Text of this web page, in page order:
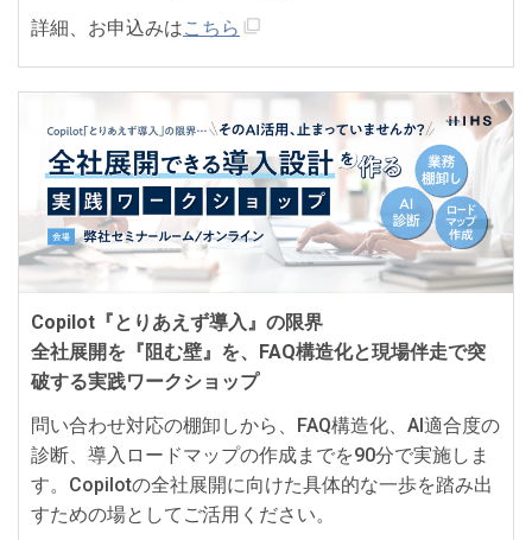
詳細、お申込みはこちら
Copilot『とりあえず導入』の限界
全社展開を『阻む壁』を、FAQ構造化と現場伴走で突
破する実践ワークショップ
問い合わせ対応の棚卸しから、FAQ構造化、AI適合度の
診断、導入ロードマップの作成までを90分で実施しま
す。Copilotの全社展開に向けた具体的な一歩を踏み出
すための場としてご活用ください。